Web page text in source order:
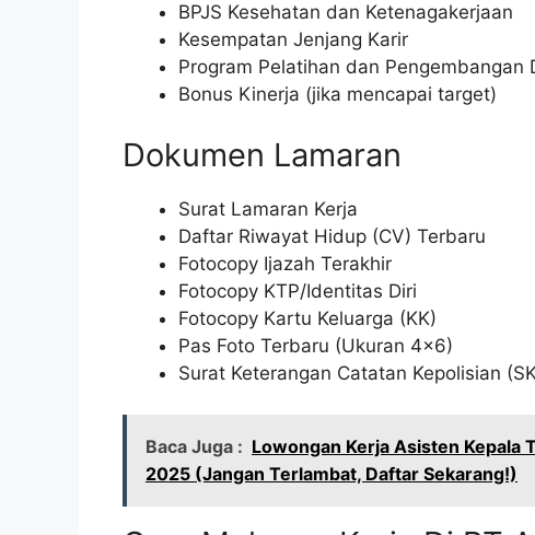
BPJS Kesehatan dan Ketenagakerjaan
Kesempatan Jenjang Karir
Program Pelatihan dan Pengembangan
Bonus Kinerja (jika mencapai target)
Dokumen Lamaran
Surat Lamaran Kerja
Daftar Riwayat Hidup (CV) Terbaru
Fotocopy Ijazah Terakhir
Fotocopy KTP/Identitas Diri
Fotocopy Kartu Keluarga (KK)
Pas Foto Terbaru (Ukuran 4×6)
Surat Keterangan Catatan Kepolisian
Baca Juga : Lowongan Kerja Asisten Kepala
2025 (Jangan Terlambat, Daftar Sekarang!)